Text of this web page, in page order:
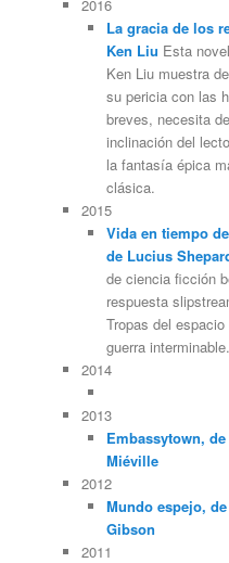
2016
La gracia de los
Ken Liu Esta
Ken Liu muestra
su pericia con las
breves, necesita
inclinación del
la fantasía épica
clásica.
2015
Vida en tiempo
de Lucius
de ciencia ficción
respuesta
Tropas del espacio
guerra interminable.
2014
2013
Embassytown,
Miéville
2012
Mundo espejo,
Gibson
2011